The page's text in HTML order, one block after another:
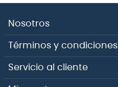
Nosotros
Términos y condiciones
Servicio al cliente